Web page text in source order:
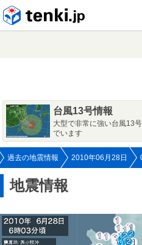
台風13号情報
大型で非常に強い台風13
でいます
過去の地震情報 2010年06月28日
地震情報